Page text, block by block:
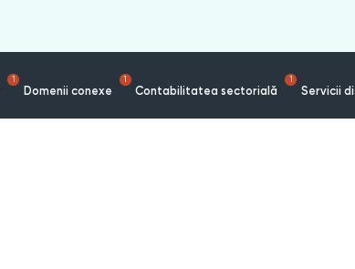
1
Domenii conexe
1
Contabilitatea sectorială
1
Servicii